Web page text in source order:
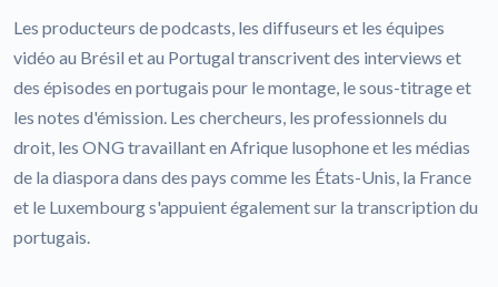
Les producteurs de podcasts, les diffuseurs et les équipes
vidéo au Brésil et au Portugal transcrivent des interviews et
des épisodes en portugais pour le montage, le sous-titrage et
les notes d'émission. Les chercheurs, les professionnels du
droit, les ONG travaillant en Afrique lusophone et les médias
de la diaspora dans des pays comme les États-Unis, la France
et le Luxembourg s'appuient également sur la transcription du
portugais.